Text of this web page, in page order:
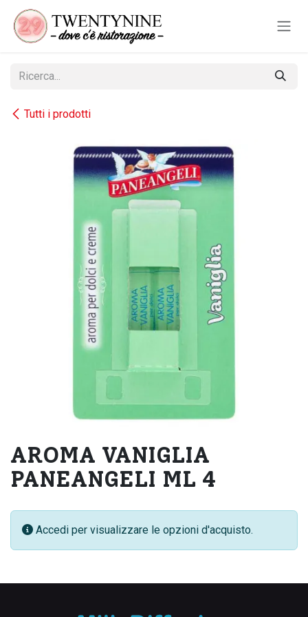
Passa al contenuto
Tutti i prodotti
AROMA VANIGLIA
PANEANGELI ML 4
Accedi per visualizzare le opzioni d'acquisto.